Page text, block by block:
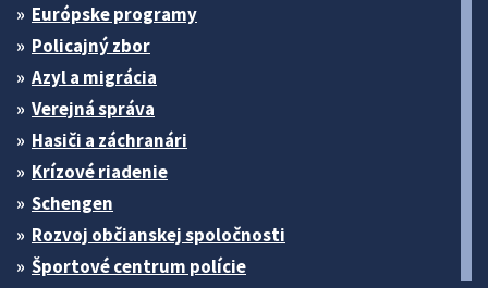
Európske programy
Policajný zbor
Azyl a migrácia
Verejná správa
Hasiči a záchranári
Krízové riadenie
Schengen
Rozvoj občianskej spoločnosti
Športové centrum polície